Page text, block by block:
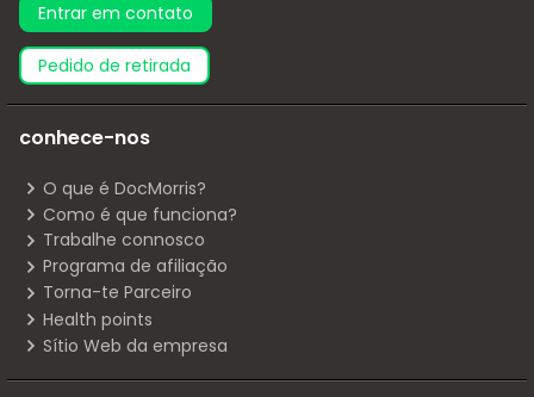
Entrar em contato
pedido de retirada
conhece-nos
O que é DocMorris?
Como é que funciona?
Trabalhe connosco
Programa de afiliação
Torna-te Parceiro
Health points
Sítio Web da empresa